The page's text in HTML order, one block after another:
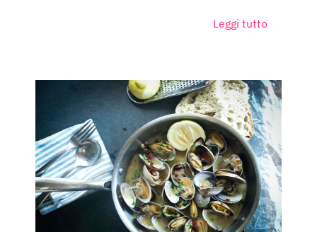
Leggi tutto